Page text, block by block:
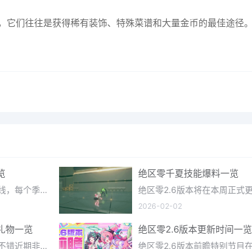
们往往是获得稀有装饰、特殊菜谱和大量金币的最佳途径。
光遇织光季在近期正式更新上线，每个季节都有着许多全新内容和资讯可以让你来体验，不少刚体验的小伙伴想要知道
绝区零千夏技能爆料一览
2026-02-02
物一览
明日方舟终末地一款画面相当不错近期非常火爆的大型二次元冒险游戏，这里有相当多好看的干员可以让你来抽取并
绝区零2.6版本更新时间一览